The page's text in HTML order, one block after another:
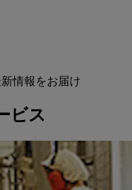
情報をお届け
ビス